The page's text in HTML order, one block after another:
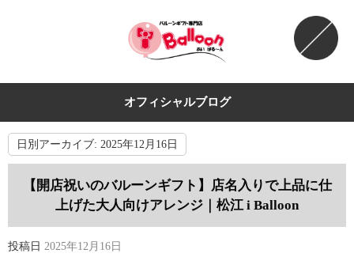
オフィシャルブログ
日別アーカイブ: 2025年12月16日
【開店祝いのバルーンギフト】店名入りで上品に仕
上げた大人向けアレンジ｜松江 i Balloon
投稿日 2025年12月16日